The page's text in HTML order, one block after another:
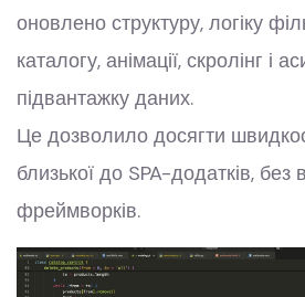
оновлено структуру, логіку
каталогу, анімації, скролінг і
підвантажку даних.
Це дозволило досягти
близької до SPA-додатків, без
фреймворків.